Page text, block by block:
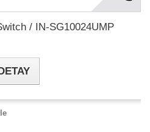
/ IN-SG10024UMP